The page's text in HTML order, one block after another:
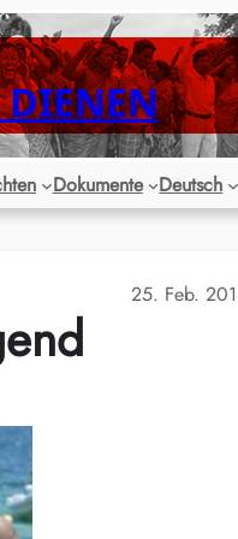
DIENEN
Dokumente Deutsch
25. Feb.